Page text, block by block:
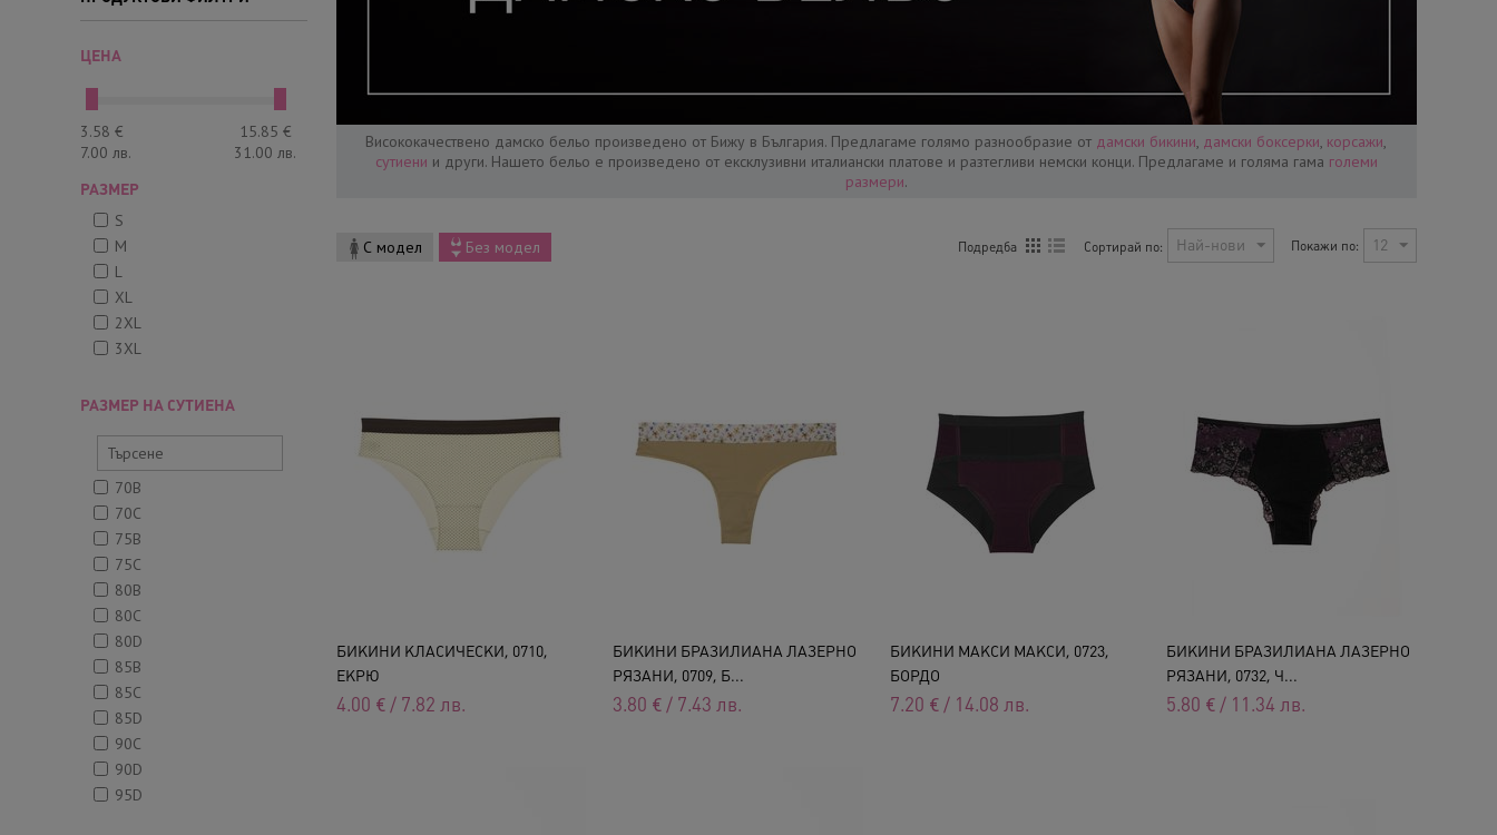
ЦЕНА
3.58 €
7.00 лв.
15.85 €
31.00 лв.
РАЗМЕР
S
M
L
XL
2XL
3XL
РАЗМЕР НА СУТИЕНА
70B
70C
75B
75C
80B
80C
80D
85B
85C
85D
90C
90D
95D
Висококачествено дамско бельо произведено от Бижу в България. Предлагаме голямо разнообразие от дамски бикини, дамски боксерки, корсажи,
сутиени и други. Нaшето бельо е произведено от ексклузивни италиански платове и разтегливи немски конци. Предлагаме и голяма гама големи
размери.
Подредба Сортирай по: Най-нови Покажи по: 12
С модел Без модел
БИКИНИ КЛАСИЧЕСКИ, 0710,
ЕКРЮ
4.00 € / 7.82 лв.
БИКИНИ БРАЗИЛИАНА ЛАЗЕРНО
РЯЗАНИ, 0709, Б...
3.80 € / 7.43 лв.
БИКИНИ МАКСИ МАКСИ, 0723,
БОРДО
7.20 € / 14.08 лв.
БИКИНИ БРАЗИЛИАНА ЛАЗЕРНО
РЯЗАНИ, 0732, Ч...
5.80 € / 11.34 лв.